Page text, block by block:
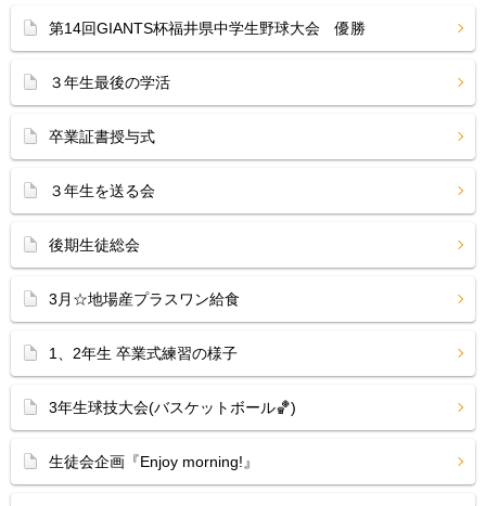
第14回GIANTS杯福井県中学生野球大会 優勝
３年生最後の学活
卒業証書授与式
３年生を送る会
後期生徒総会
3月☆地場産プラスワン給食
1、2年生 卒業式練習の様子
3年生球技大会(バスケットボール🏀)
生徒会企画『Enjoy morning!』